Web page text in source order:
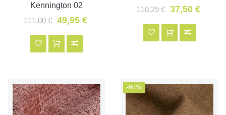
Kennington 02
111,00 €
49,95 €
110,29 €
37,50 €
-60%